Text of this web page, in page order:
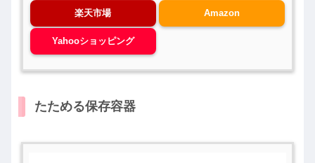
楽天市場 Amazon
Yahooショッピング
たためる保存容器